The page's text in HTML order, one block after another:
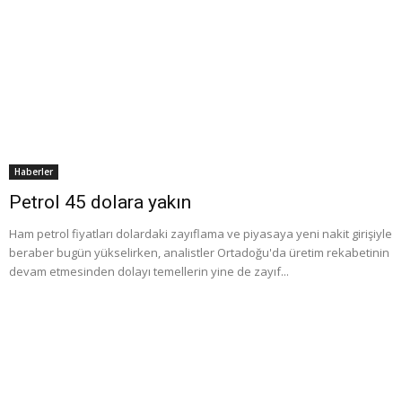
Haberler
Petrol 45 dolara yakın
Ham petrol fiyatları dolardaki zayıflama ve piyasaya yeni nakit girişiyle
beraber bugün yükselirken, analistler Ortadoğu'da üretim rekabetinin
devam etmesinden dolayı temellerin yine de zayıf...